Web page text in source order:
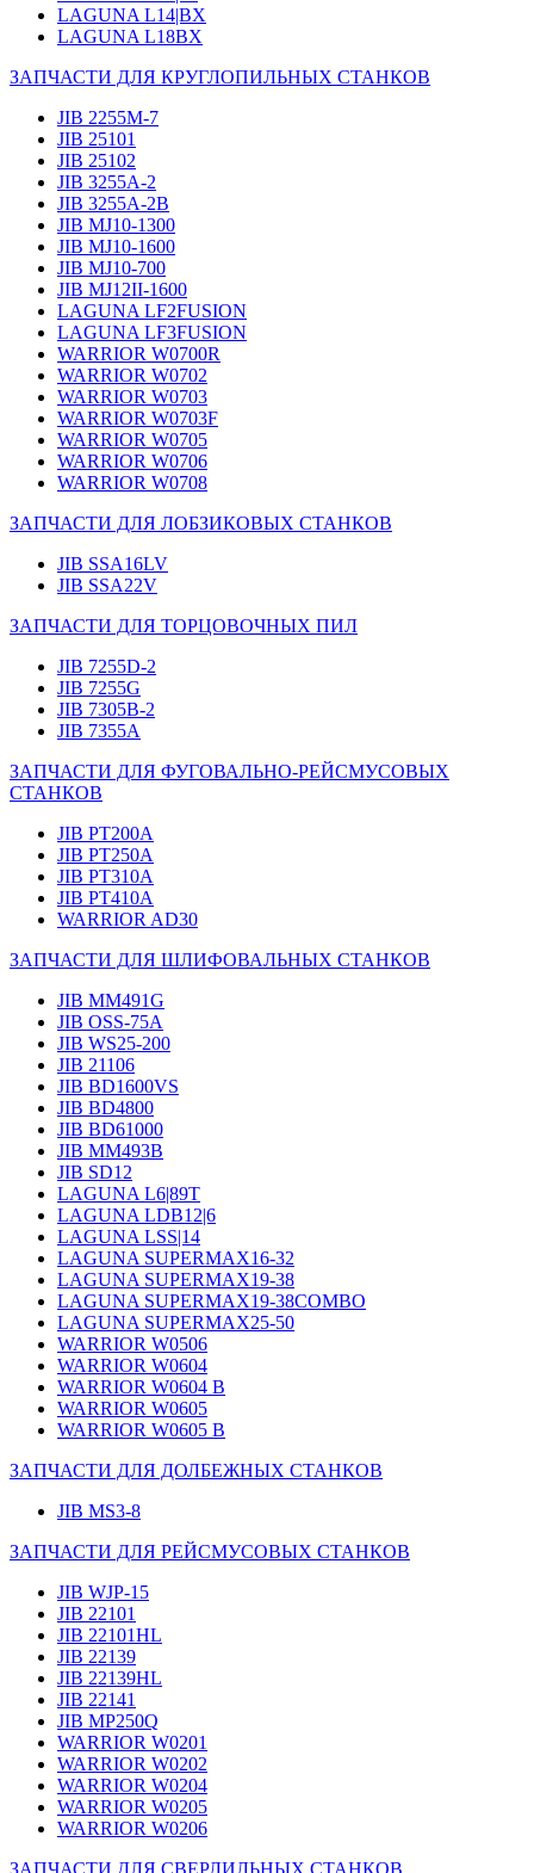
LAGUNA L14|BX
LAGUNA L18BX
ЗАПЧАСТИ ДЛЯ КРУГЛОПИЛЬНЫХ СТАНКОВ
JIB 2255M-7
JIB 25101
JIB 25102
JIB 3255A-2
JIB 3255A-2B
JIB MJ10-1300
JIB MJ10-1600
JIB MJ10-700
JIB MJ12II-1600
LAGUNA LF2FUSION
LAGUNA LF3FUSION
WARRIOR W0700R
WARRIOR W0702
WARRIOR W0703
WARRIOR W0703F
WARRIOR W0705
WARRIOR W0706
WARRIOR W0708
ЗАПЧАСТИ ДЛЯ ЛОБЗИКОВЫХ СТАНКОВ
JIB SSA16LV
JIB SSA22V
ЗАПЧАСТИ ДЛЯ ТОРЦОВОЧНЫХ ПИЛ
JIB 7255D-2
JIB 7255G
JIB 7305B-2
JIB 7355A
ЗАПЧАСТИ ДЛЯ ФУГОВАЛЬНО-РЕЙСМУСОВЫХ
СТАНКОВ
JIB PT200A
JIB PT250A
JIB PT310A
JIB PT410A
WARRIOR AD30
ЗАПЧАСТИ ДЛЯ ШЛИФОВАЛЬНЫХ СТАНКОВ
JIB MM491G
JIB OSS-75A
JIB WS25-200
JIB 21106
JIB BD1600VS
JIB BD4800
JIB BD61000
JIB MM493B
JIB SD12
LAGUNA L6|89T
LAGUNA LDB12|6
LAGUNA LSS|14
LAGUNA SUPERMAX16-32
LAGUNA SUPERMAX19-38
LAGUNA SUPERMAX19-38COMBO
LAGUNA SUPERMAX25-50
WARRIOR W0506
WARRIOR W0604
WARRIOR W0604 B
WARRIOR W0605
WARRIOR W0605 B
ЗАПЧАСТИ ДЛЯ ДОЛБЕЖНЫХ СТАНКОВ
JIB MS3-8
ЗАПЧАСТИ ДЛЯ РЕЙСМУСОВЫХ СТАНКОВ
JIB WJP-15
JIB 22101
JIB 22101HL
JIB 22139
JIB 22139HL
JIB 22141
JIB MP250Q
WARRIOR W0201
WARRIOR W0202
WARRIOR W0204
WARRIOR W0205
WARRIOR W0206